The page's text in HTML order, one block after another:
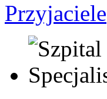
Przyjaciele